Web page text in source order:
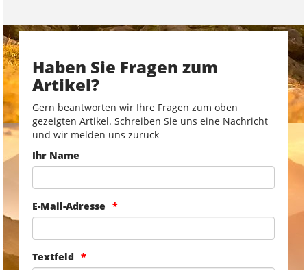
Haben Sie Fragen zum
Artikel?
Gern beantworten wir Ihre Fragen zum oben
gezeigten Artikel. Schreiben Sie uns eine Nachricht
und wir melden uns zurück
Ihr Name
E-Mail-Adresse
Textfeld